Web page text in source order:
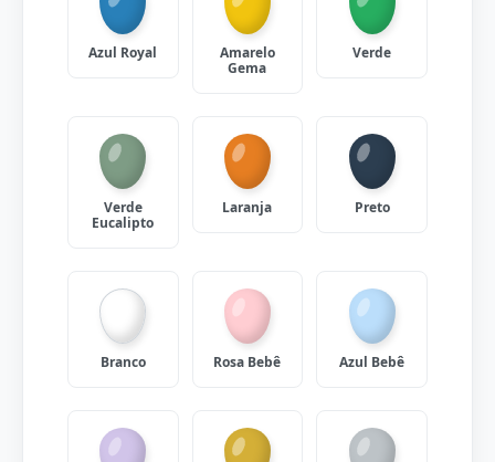
Azul Royal
Amarelo
Gema
Verde
Verde
Eucalipto
Laranja Preto
Branco Rosa Bebê Azul Bebê